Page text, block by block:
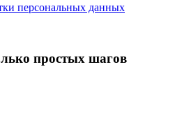
персональных данных
простых шагов